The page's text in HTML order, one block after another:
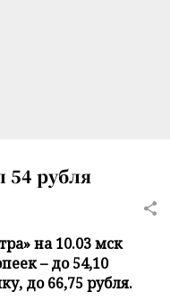
54 рубля
на 10.03 мск
– до 54,10
до 66,75 рубля.